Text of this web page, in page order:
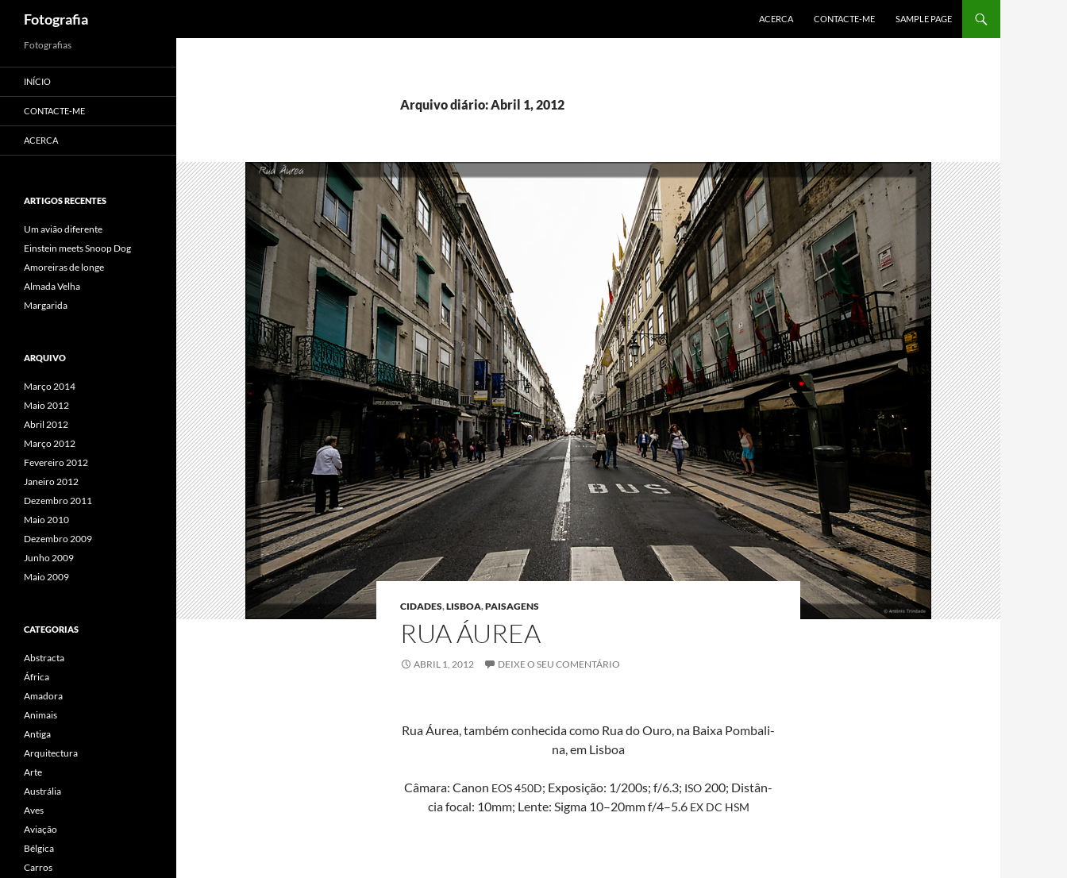
Saltar
para
Fotografia ACERCA CONTACTE-ME SAMPLE PAGE
Arquivo diário: Abril 1, 2012
CIDADES,LISBOA,PAISAGENS
RUA ÁUREA
ABRIL 1, 2012 DEIXE O SEU COMENTÁRIO
Rua Áurea, tam­bém con­heci­da como Rua do Ouro, na Baixa Pom­bali­
na, em Lisboa
Câmara: Canon EOS450D; Exposição: 1/200s; f/6.3; ISO 200; Dis­tân­
cia focal: 10mm; Lente: Sig­ma 10–20mm f/4–5.6 EX DC HSM
Fotografias
INÍCIO
CONTACTE-ME
ACERCA
ARTIGOS RECENTES
Um avião diferente
Einstein meets Snoop Dog
Amoreiras de longe
Almada Velha
Margarida
ARQUIVO
Março 2014
Maio 2012
Abril 2012
Março 2012
Fevereiro 2012
Janeiro 2012
Dezembro 2011
Maio 2010
Dezembro 2009
Junho 2009
Maio 2009
CATEGORIAS
Abstracta
África
Amadora
Animais
Antiga
Arquitectura
Arte
Austrália
Aves
Aviação
Bélgica
Carros